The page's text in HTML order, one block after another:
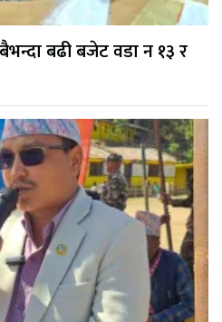
बढी बजेट वडा न १३ र